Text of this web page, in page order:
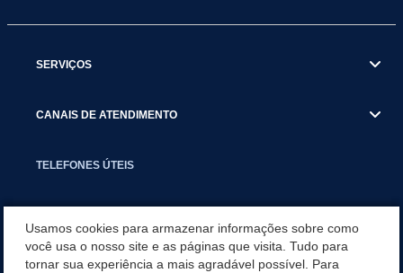
SERVIÇOS
CANAIS DE ATENDIMENTO
TELEFONES ÚTEIS
NOTÍCIAS
Usamos cookies para armazenar informações sobre como
você usa o nosso site e as páginas que visita. Tudo para
tornar sua experiência a mais agradável possível. Para